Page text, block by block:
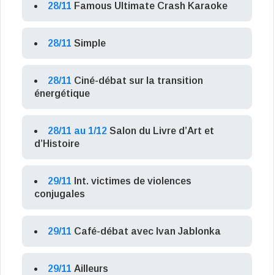
28/11 Famous Ultimate Crash Karaoke
28/11 Simple
28/11 Ciné-débat sur la transition
énergétique
28/11 au 1/12 Salon du Livre d’Art et
d’Histoire
29/11 Int. victimes de violences
conjugales
29/11 Café-débat avec Ivan Jablonka
29/11 Ailleurs